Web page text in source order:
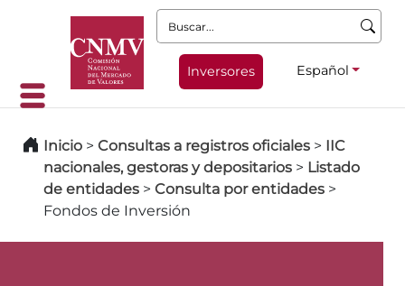
Buscar:
Inversores Español
Inicio > Consultas a registros oficiales > IIC
nacionales, gestoras y depositarios > Listado
de entidades > Consulta por entidades >
Fondos de Inversión